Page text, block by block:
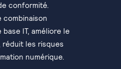
conformité.
IT, améliore le
les risques
numérique.